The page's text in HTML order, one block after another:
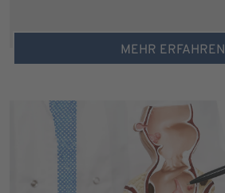
MEHR ERFAHREN